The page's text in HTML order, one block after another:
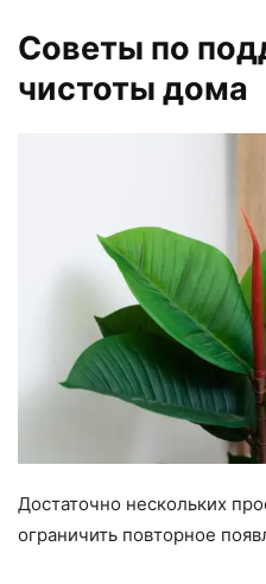
Советы по
чистоты дома
Достаточно нескольких
ограничить повторное